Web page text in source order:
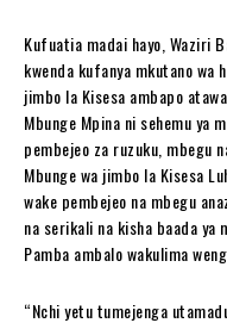
Kufuatia madai hayo, Waziri
kwenda kufanya mkutano wa
jimbo la Kisesa ambapo
Mbunge Mpina ni sehemu ya
pembejeo za ruzuku, mbegu
Mbunge wa jimbo la Kisesa
wake pembejeo na mbegu
na serikali na kisha baada ya
Pamba ambalo wakulima
“Nchi yetu tumejenga